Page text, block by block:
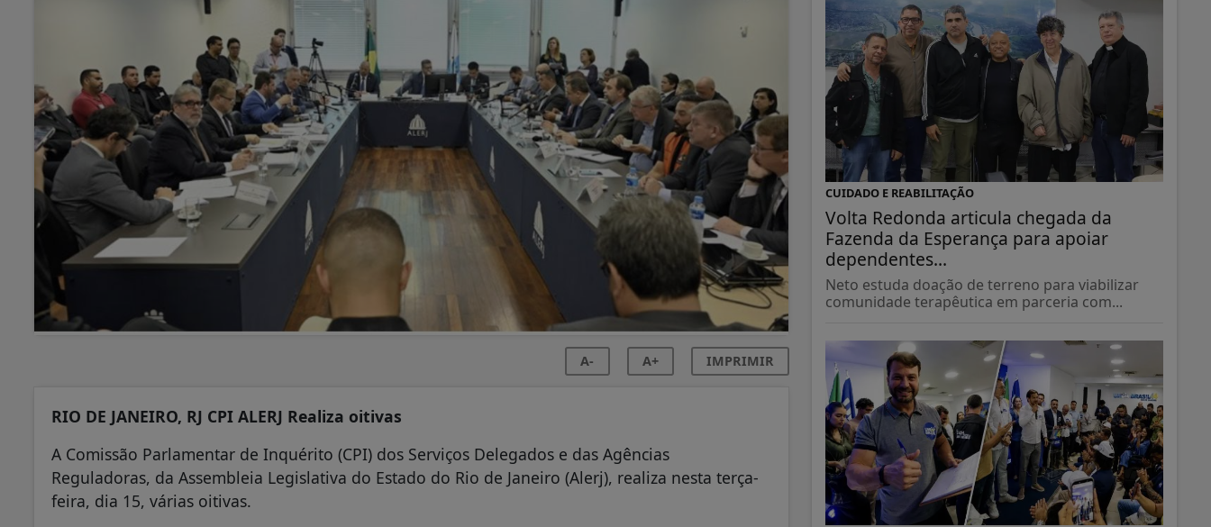
A- A+ IMPRIMIR
RIO DE JANEIRO, RJ CPI ALERJ Realiza oitivas
A Comissão Parlamentar de Inquérito (CPI) dos Serviços Delegados e das Agências
Reguladoras, da Assembleia Legislativa do Estado do Rio de Janeiro (Alerj), realiza nesta terça-
feira, dia 15, várias oitivas.
CUIDADO E REABILITAÇÃO
Volta Redonda articula chegada da
Fazenda da Esperança para apoiar
dependentes...
Neto estuda doação de terreno para viabilizar
comunidade terapêutica em parceria com...